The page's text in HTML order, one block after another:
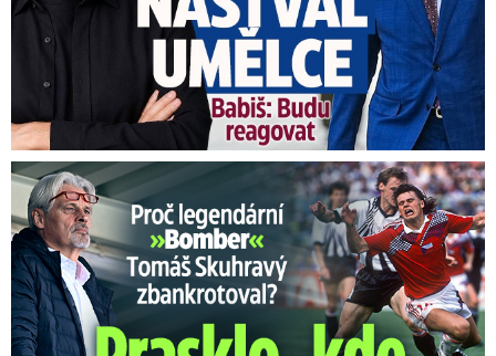
Proč Skuhravý zbankrotoval? Prasklo, kde dluží miliony!